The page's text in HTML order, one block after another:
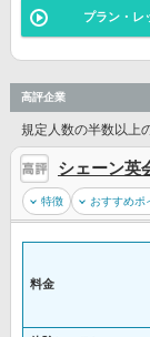
プラン・レ
高評企業
規定人数の半数以上
シェーン英
特徴 おすすめポ
料金